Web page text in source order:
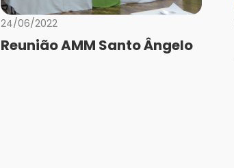
24/06/2022
Reunião AMM Santo Ângelo